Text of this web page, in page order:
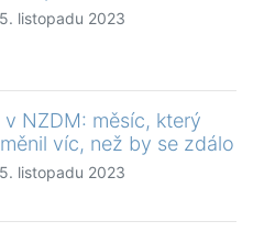
listopadu 2023
v NZDM: měsíc, který
víc, než by se zdálo
listopadu 2023